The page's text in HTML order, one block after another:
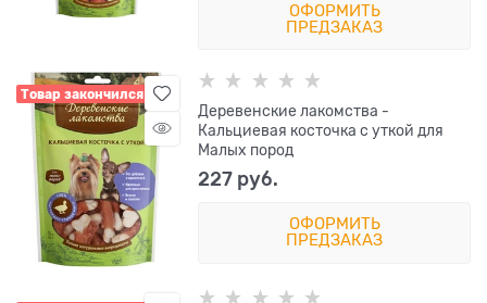
ОФОРМИТЬ
ПРЕДЗАКАЗ
Товар закончился
Деревенские лакомства -
Кальциевая косточка с уткой для
Малых пород
227 руб.
ОФОРМИТЬ
ПРЕДЗАКАЗ